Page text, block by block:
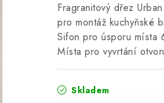
Fragranitový dřez
pro montáž kuchyňské
Sifon pro úsporu místa
Místa pro vyvrtání
Skladem